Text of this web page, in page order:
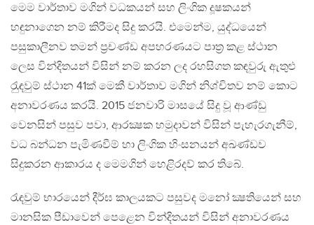
මෙම වාර්තාව මගින් වධකයන් සහ ලිංගික දූෂකයන්
හඳුනාගෙන නම් කිරීමද සිදු කරයි. එමෙන්ම, යුද්ධයෙන්
පසුකාලීනව තමන් ප‍්‍රචණ්ඩ අපහරණයට පාත‍්‍ර කළ ස්ථාන
ලෙස වින්දිතයන් විසින් නම් කරන ලද රහසිගත කඳවුරු ඇතුළු
රැුඳවුම් ස්ථාන 41ක් මෙකී වාර්තාව මගින් නිශ්චිතව නම් කොට
අනාවරණය කරයි. 2015 ජනවාරි මාසයේ සිදු වූ ආණ්ඩු
වෙනසින් පසුව පවා, ආරක්‍ෂක හමුදාවන් විසින් පැහැරගැනීම්,
වධ බන්ධන පැමිණවීම් හා ලිංගික හිංසනයන් අඛණ්ඩව
සිදුකරන ආකාරය ද මෙමගින් හෙළිරදව් කර තිබේ.
රැඳවුම් භාරයෙන් දීර්ඝ කාලයකට පසුවද මනෝ ක්‍ෂතියෙන් සහ
මානසික පීඩාවෙන් පෙළෙන වින්දිතයන් විසින් අනාවරණය